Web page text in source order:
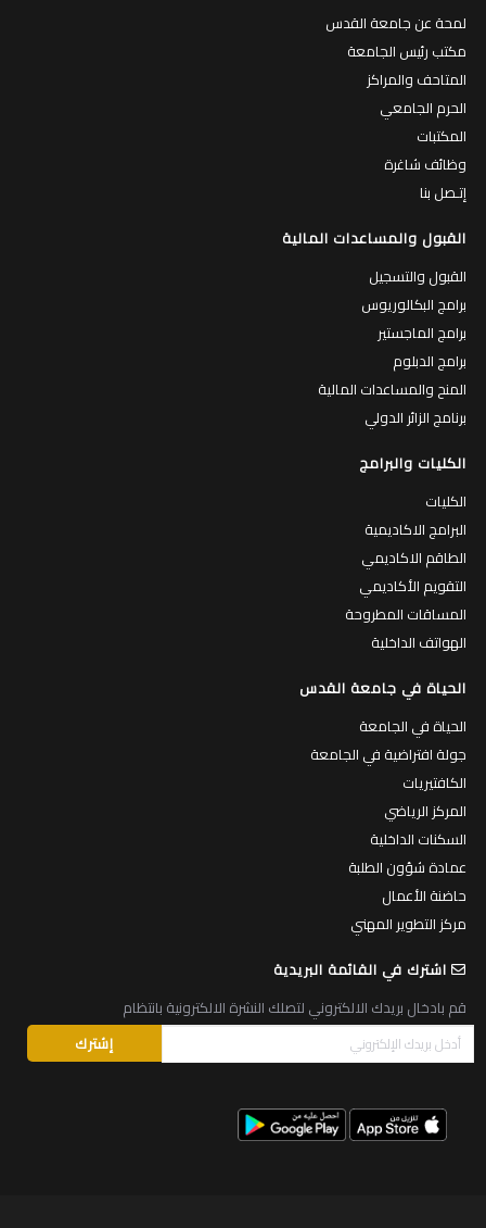
لمحة عن جامعة القدس
مكتب رئيس الجامعة
المتاحف والمراكز
الحرم الجامعي
المكتبات
وظائف شاغرة
إتـصل بنا
القبول والمساعدات المالية
القبول والتسجيل
برامج البكالوريوس
برامج الماجستير
برامج الدبلوم
المنح والمساعدات المالية
برنامج الزائر الدولي
الكليات والبرامج
الكليات
البرامج الاكاديمية
الطاقم الاكاديمي
التقويم الأكاديمي
المساقات المطروحة
الهواتف الداخلية
الحياة في جامعة القدس
الحياة في الجامعة
جولة افتراضية في الجامعة
الكافتيريات
المركز الرياضي
السكنات الداخلية
عمادة شؤون الطلبة
حاضنة الأعمال
مركز التطوير المهني
اشترك في القائمة البريدية
قم بادخال بريدك الالكتروني لتصلك النشرة الالكترونية بانتظام